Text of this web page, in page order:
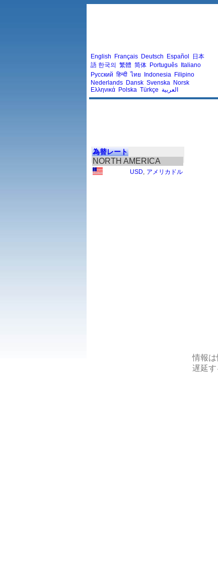
English Français Deutsch Español
日本
語 한국의 繁體 简体 Português Italiano
Русский हिन्दी ไทย Indonesia Filipino
Nederlands Dansk Svenska Norsk
Ελληνικά Polska Türkçe العربية
為替レート
NORTH AMERICA
USD アメリカドル
情報
遅延す